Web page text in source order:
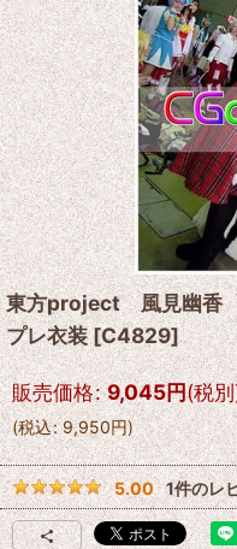
東方project 風見幽香
プレ衣装 [C4829]
販売価格: 9,045円(税
(税込: 9,950円)
5.00 1件のレ